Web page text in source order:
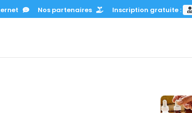
Nos partenaires Inscription gratuite :